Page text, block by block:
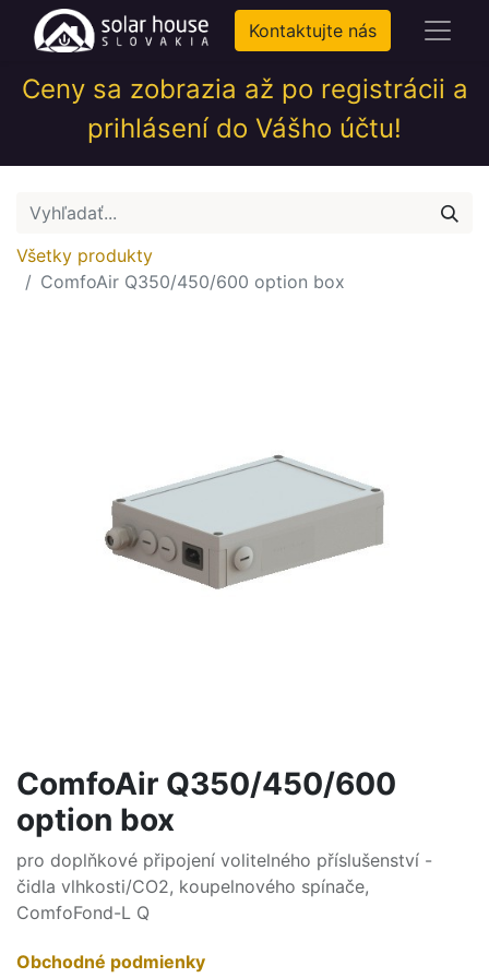
Kontaktujte nás
Ceny sa zobrazia až po registrácii a
prihlásení do Vášho účtu!
Všetky produkty
ComfoAir Q350/450/600 option box
ComfoAir Q350/450/600
option box
pro doplňkové připojení volitelného příslušenství -
čidla vlhkosti/CO2, koupelnového spínače,
ComfoFond-L Q
Obchodné podmienky